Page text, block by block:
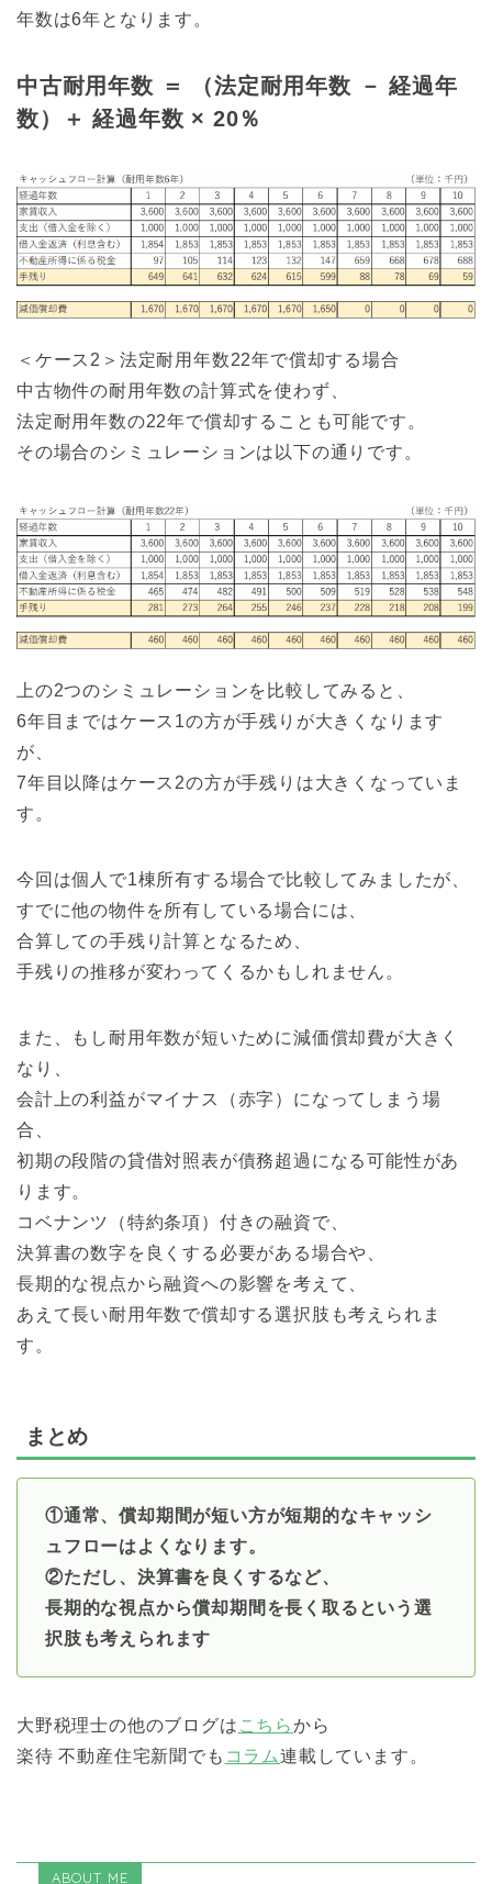
年数は6年となります。
中古耐用年数 ＝ （法定耐用年数 － 経過年
数）＋ 経過年数 × 20％
＜ケース2＞法定耐用年数22年で償却する場合
中古物件の耐用年数の計算式を使わず、
法定耐用年数の22年で償却することも可能です。
その場合のシミュレーションは以下の通りです。
上の2つのシミュレーションを比較してみると、
6年目まではケース1の方が手残りが大きくなります
が、
7年目以降はケース2の方が手残りは大きくなっていま
す。
今回は個人で1棟所有する場合で比較してみましたが、
すでに他の物件を所有している場合には、
合算しての手残り計算となるため、
手残りの推移が変わってくるかもしれません。
また、もし耐用年数が短いために減価償却費が大きく
なり、
会計上の利益がマイナス（赤字）になってしまう場
合、
初期の段階の貸借対照表が債務超過になる可能性があ
ります。
コベナンツ（特約条項）付きの融資で、
決算書の数字を良くする必要がある場合や、
長期的な視点から融資への影響を考えて、
あえて長い耐用年数で償却する選択肢も考えられま
す。
まとめ
①通常、償却期間が短い方が短期的なキャッシ
ュフローはよくなります。
②ただし、決算書を良くするなど、
長期的な視点から償却期間を長く取るという選
択肢も考えられます
大野税理士の他のブログは こちらから
楽待 不動産住宅新聞でも コラム連載しています。
ABOUT ME